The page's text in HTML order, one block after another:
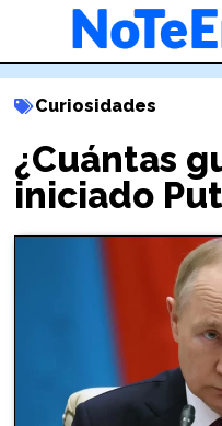
Curiosidades
¿Cuántas
iniciado